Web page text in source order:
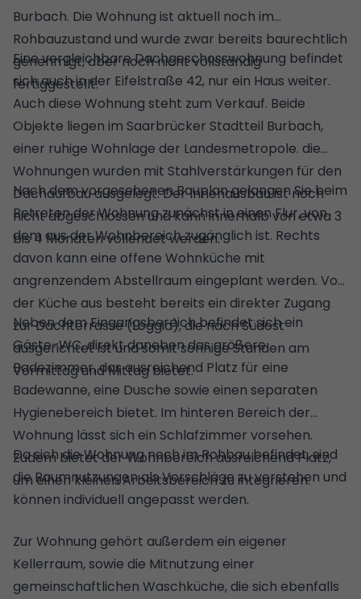
Burbach. Die Wohnung ist aktuell noch im
Rohbauzustand und wurde zwar bereits baurechtlich
genehmigt, aber noch nicht vollständig
fertiggestellt.
Eine vergleichbare Dachgeschosswohnung befindet
sich auch in der Eifelstraße 42, nur ein Haus weiter.
Auch diese Wohnung steht zum Verkauf. Beide
Objekte liegen im Saarbrücker Stadtteil Burbach,
einer ruhige Wohnlage der Landesmetropole. die
Wohnungen wurden mit Stahlverstärkungen für den
Dachaufbau ausgelegt. Der Innenausbau ist noch
nicht abgeschlossen und kann innerhalb von etwa 3
bis 4 Monaten vollendet werden.
Nach dem vorgesehenen Bauplan gelangen Sie beim
Betreten der Wohnung zunächst in einen Flur, von
dem aus der Wohnbereich zugänglich ist. Rechts
davon kann eine offene Wohnküche mit
angrenzendem Abstellraum eingeplant werden. Von
der Küche aus besteht bereits ein direkter Zugang
zur Dachterrasse (Loggia), die nach Südost
ausgerichtet ist und somit sonnige Stunden am
Vormittag und Mittag bietet.
Neben dem Eingangsbereich befindet sich ein
Gäste-WC, direkt daneben das größere
Badezimmer, das ausreichend Platz für eine
Badewanne, eine Dusche sowie einen separaten
Hygienebereich bietet. Im hinteren Bereich der
Wohnung lässt sich ein Schlafzimmer vorsehen.
Zudem bietet der Wohnbereich ausreichend Platz,
um einen kleinen Arbeitsbereich zu integrieren.
Da sich die Wohnung noch im Rohbau befindet, sind
die Raumnutzungen als Vorschläge zu verstehen und
können individuell angepasst werden.
Zur Wohnung gehört außerdem ein eigener
Kellerraum, sowie die Mitnutzung einer
gemeinschaftlichen Waschküche, die sich ebenfalls